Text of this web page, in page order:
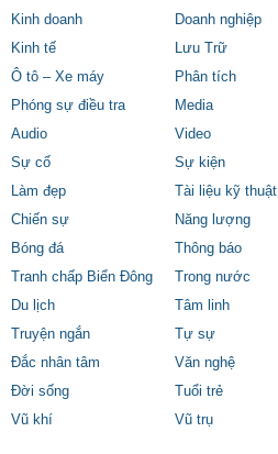
Kinh doanh
Doanh nghiệp
Kinh tế
Lưu Trữ
Ô tô – Xe máy
Phân tích
Phóng sự điều tra
Media
Audio
Video
Sự cố
Sự kiện
Làm đẹp
Tài liệu kỹ thuật
Chiến sự
Năng lượng
Bóng đá
Thông báo
Tranh chấp Biển Đông
Trong nước
Du lịch
Tâm linh
Truyện ngắn
Tự sự
Đắc nhân tâm
Văn nghệ
Đời sống
Tuổi trẻ
Vũ khí
Vũ trụ